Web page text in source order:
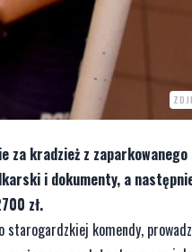
kradzież z zaparkowanego
i dokumenty, a
zł.
komendy,